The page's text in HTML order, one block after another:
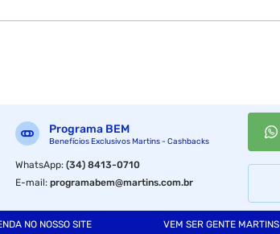
Programa BEM
Benefícios Exclusivos Martins - Cashbacks
WhatsApp:(34) 8413-0710
E-mail:programabem@martins.com.br
NO NOSSO SITE VEM SER GENTE MARTINS